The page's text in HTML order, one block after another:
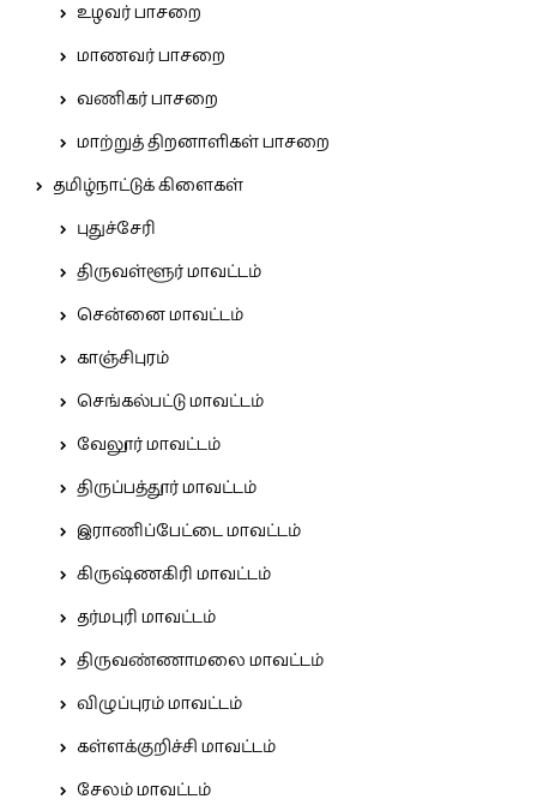
உழவர் பாசறை
மாணவர் பாசறை
வணிகர் பாசறை
மாற்றுத் திறனாளிகள் பாசறை
தமிழ்நாட்டுக் கிளைகள்
புதுச்சேரி
திருவள்ளூர் மாவட்டம்
சென்னை மாவட்டம்
காஞ்சிபுரம்
செங்கல்பட்டு மாவட்டம்
வேலூர் மாவட்டம்
திருப்பத்தூர் மாவட்டம்
இராணிப்பேட்டை மாவட்டம்
கிருஷ்ணகிரி மாவட்டம்
தர்மபுரி மாவட்டம்
திருவண்ணாமலை மாவட்டம்
விழுப்புரம் மாவட்டம்
கள்ளக்குறிச்சி மாவட்டம்
சேலம் மாவட்டம்